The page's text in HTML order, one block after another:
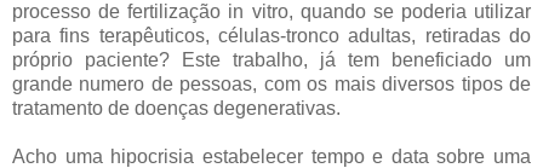
processo de fertilização in vitro, quando se poderia utilizar
para fins terapêuticos, células-tronco adultas, retiradas do
próprio paciente? Este trabalho, já tem beneficiado um
grande numero de pessoas, com os mais diversos tipos de
tratamento de doenças degenerativas.
Acho uma hipocrisia estabelecer tempo e data sobre uma